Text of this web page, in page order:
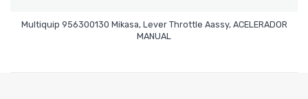
Multiquip 956300130 Mikasa, Lever Throttle Aassy, ACELERADOR
MANUAL
Leer Más